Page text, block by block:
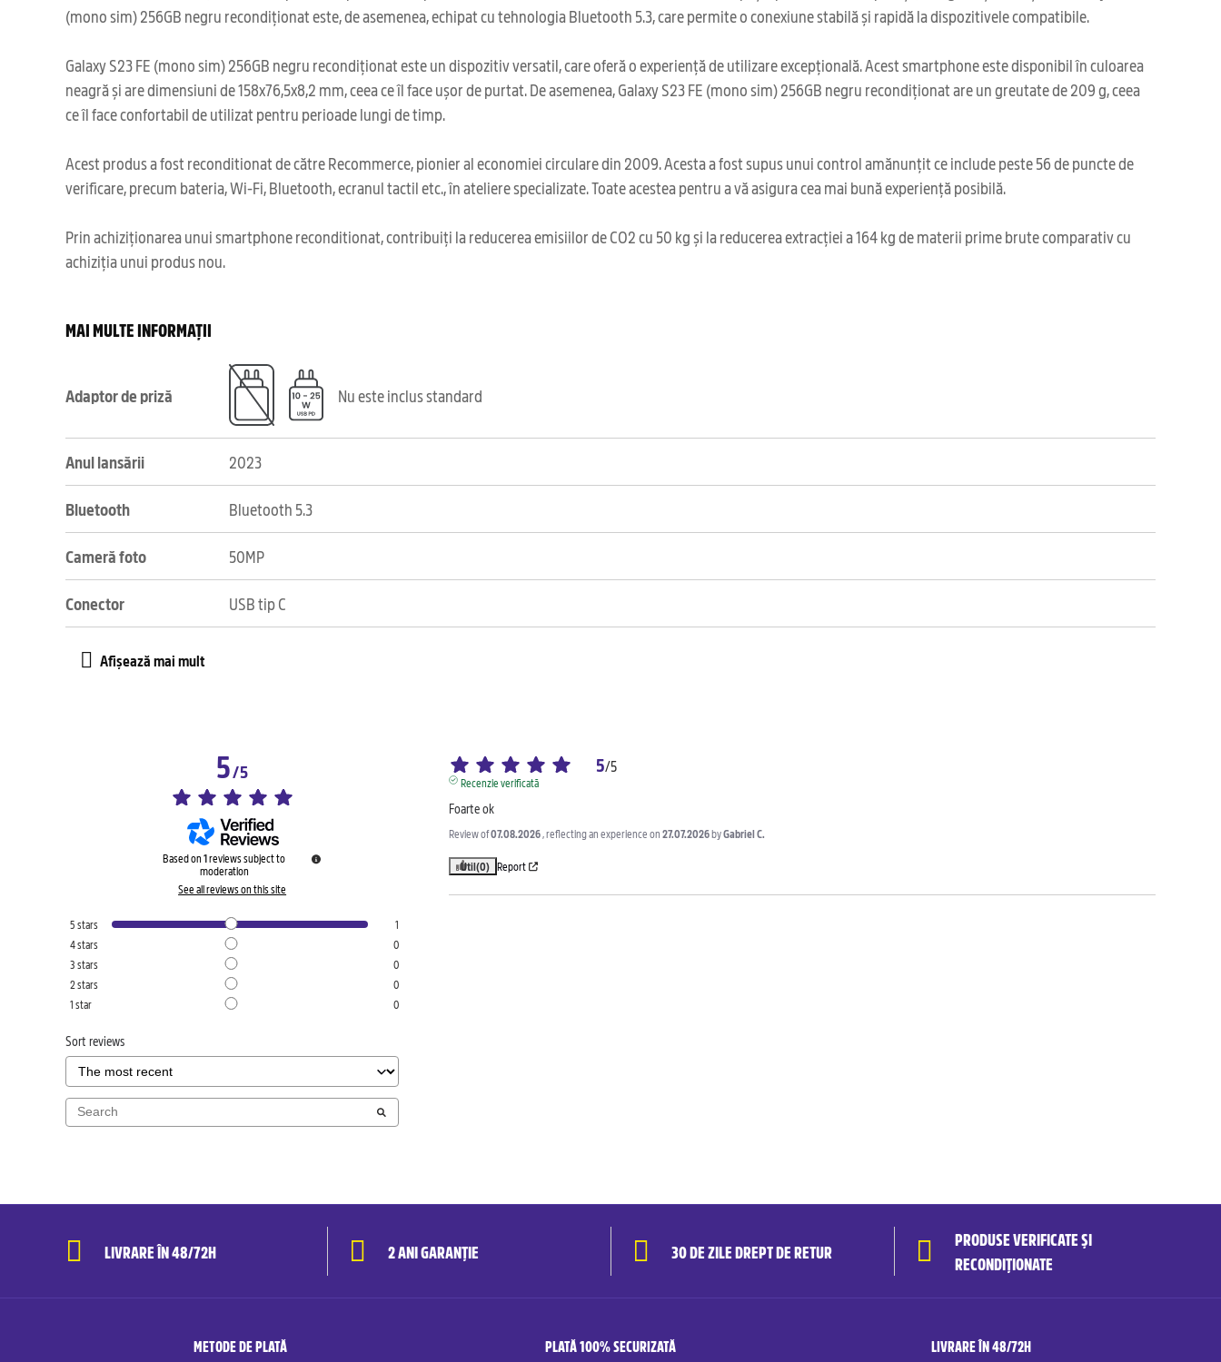
(mono sim) 256GB negru recondiționat este, de asemenea, echipat cu tehnologia Bluetooth 5.3, care permite o conexiune stabilă și rapidă la dispozitivele compatibile.
Galaxy S23 FE (mono sim) 256GB negru recondiționat este un dispozitiv versatil, care oferă o experiență de utilizare excepțională. Acest smartphone este disponibil în culoarea
neagră și are dimensiuni de 158x76,5x8,2 mm, ceea ce îl face ușor de purtat. De asemenea, Galaxy S23 FE (mono sim) 256GB negru recondiționat are un greutate de 209 g, ceea
ce îl face confortabil de utilizat pentru perioade lungi de timp.
Acest produs a fost reconditionat de către Recommerce, pionier al economiei circulare din 2009. Acesta a fost supus unui control amănunțit ce include peste 56 de puncte de
verificare, precum bateria, Wi-Fi, Bluetooth, ecranul tactil etc., în ateliere specializate. Toate acestea pentru a vă asigura cea mai bună experiență posibilă.
Prin achiziționarea unui smartphone reconditionat, contribuiți la reducerea emisiilor de CO2 cu 50 kg și la reducerea extracției a 164 kg de materii prime brute comparativ cu
achiziția unui produs nou.
MAI MULTE INFORMAȚII
Adaptor de priză Nu este inclus standard
Anul lansării 2023
Bluetooth Bluetooth 5.3
Cameră foto 50MP
Conector USB tip C
5/5
Based on1reviews subject to
moderation
See all reviews on this site
5stars
1
4stars
0
3stars
0
2stars
0
1star 0
Sort reviews
5/5
Recenzie verificată
Foarte ok
Review of07.08.2026, reflecting an experience on27.07.2026byGabriel C.
Util(0) Report
LIVRARE ÎN 48/72H 2 ANI GARANȚIE 30 DE ZILE DREPT DE RETUR
PRODUSE VERIFICATE ȘI
RECONDIȚIONATE
METODE DE PLATĂ PLATĂ 100% SECURIZATĂ LIVRARE ÎN 48/72H